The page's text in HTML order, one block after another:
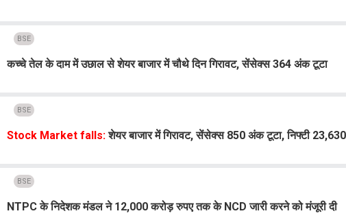
BSE
कच्चे तेल के दाम में उछाल से शेयर बाजार में चौथे दिन गिरावट, सेंसेक्स 364 अंक टूटा
BSE
Stock Market falls:शेयर बाजार में गिरावट, सेंसेक्स 850 अंक टूटा, निफ्टी
BSE
NTPC के निदेशक मंडल ने 12,000 करोड़ रुपए तक के NCD जारी करने को मंजूरी दी